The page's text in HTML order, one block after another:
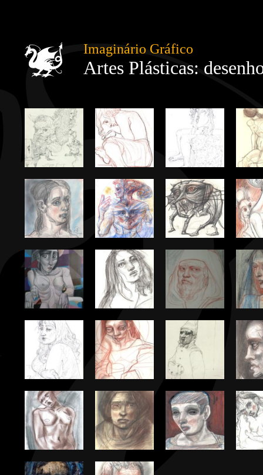
Imaginário Gráfico
Artes Plásticas: